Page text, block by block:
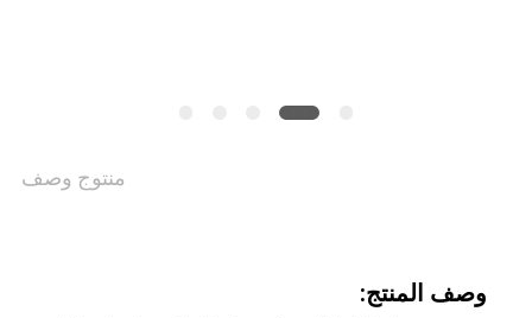
منتوج وصف
وصف المنتج: